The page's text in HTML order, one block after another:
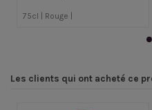
75cl | Rouge |
Les clients qui ont acheté ce